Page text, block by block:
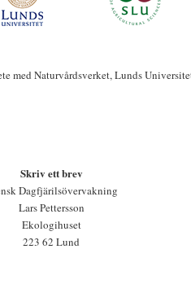
med Naturvårdsverket, Lunds
Skriv ett brev
Dagfjärilsövervakning
Lars Pettersson
Ekologihuset
223 62 Lund